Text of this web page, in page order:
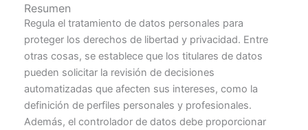
Resumen
Regula el tratamiento de datos personales para
proteger los derechos de libertad y privacidad. Entre
otras cosas, se establece que los titulares de datos
pueden solicitar la revisión de decisiones
automatizadas que afecten sus intereses, como la
definición de perfiles personales y profesionales.
Además, el controlador de datos debe proporcionar